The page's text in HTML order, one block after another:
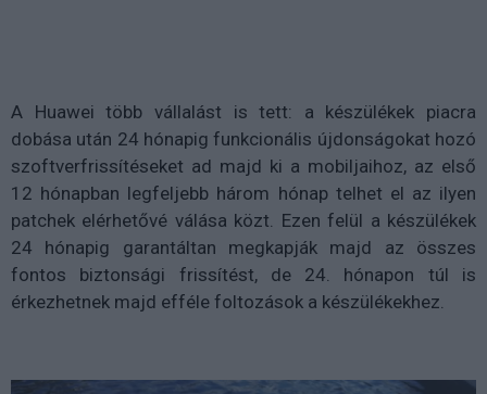
A Huawei több vállalást is tett: a készülékek piacra
dobása után 24 hónapig funkcionális újdonságokat hozó
szoftverfrissítéseket ad majd ki a mobiljaihoz, az első
12 hónapban legfeljebb három hónap telhet el az ilyen
patchek elérhetővé válása közt. Ezen felül a készülékek
24 hónapig garantáltan megkapják majd az összes
fontos biztonsági frissítést, de 24. hónapon túl is
érkezhetnek majd efféle foltozások a készülékekhez.